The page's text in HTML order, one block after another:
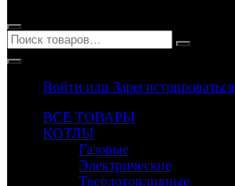
Войти или Зарегистрироваться
ВСЕ ТОВАРЫ
КОТЛЫ
Газовые
Электрические
Твердотопливные